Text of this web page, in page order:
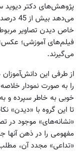
پژوهش‌های دکتر دیوید
می‌دهد
خاص دیدن تصاویر
فیلم‌های آموزشی؛
می‌گیرند.
از طرفی این
را به صورت نمودار
خوبی به خاطر سپرده و
تا این گروه با «دیدن»
«نشانه‌های» موجود در
مفهومی را در ذهن آنها
«تداعی» مجدد آن، مطلب